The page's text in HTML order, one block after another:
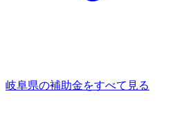
岐阜県の補助金をすべて見る